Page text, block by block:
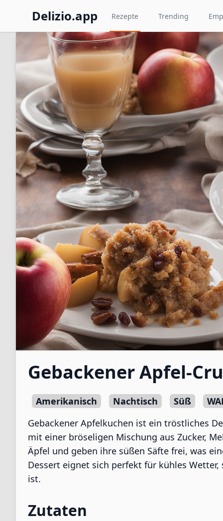
Delizio.app Rezepte Trending
Gebackener Apfel-
Amerikanisch Nachtisch Süß
Gebackener Apfelkuchen ist ein tröstliches
mit einer bröseligen Mischung aus Zucker,
Äpfel und geben ihre süßen Säfte frei, was
Dessert eignet sich perfekt für kühles
ist.
Zutaten